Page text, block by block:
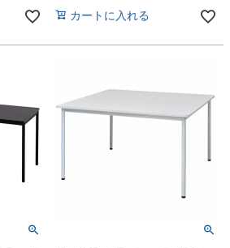
カートに入れる